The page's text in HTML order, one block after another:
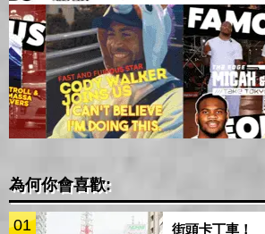
為何你會喜歡:
01 街頭卡丁車！